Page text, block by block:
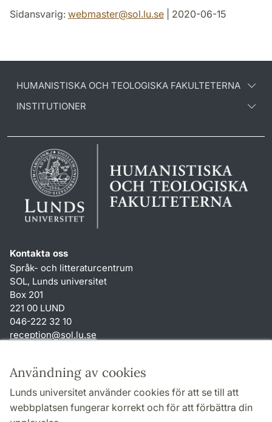
Användning av cookies
Lunds universitet använder cookies för att se till att
webbplatsen fungerar korrekt och för att förbättra din
Sidansvarig: webmaster@sol.lu.se | 2020-06-15
HUMANISTISKA OCH TEOLOGISKA FAKULTETERNA
INSTITUTIONER
Kontakta oss
Språk- och litteraturcentrum
SOL, Lunds universitet
Box 201
221 00 LUND
046-222 32 10
reception@sol.lu.se
Genvägar
Om webbplatsen och cookies
Behandling av personuppgifter